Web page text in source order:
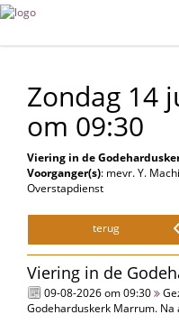
Zondag 14
om 09:30
Viering in de
Voorganger(s): mevr. Y.
Overstapdienst
terug
Viering in de
09-08-2026 om 09:30
Godeharduskerk Marrum.